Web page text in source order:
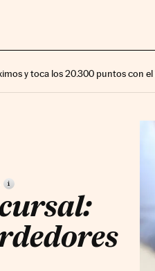
y toca los 20.300 puntos con
i